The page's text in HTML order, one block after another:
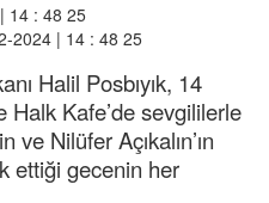
14 : 48 25
2024 | 14 : 48 25
Halil Posbıyık, 14
Halk Kafe’de sevgililerle
Nilüfer Açıkalın’ın
ettiği gecenin her